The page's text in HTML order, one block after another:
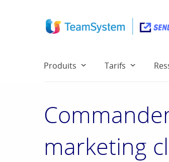
Produits Tarifs
marketing